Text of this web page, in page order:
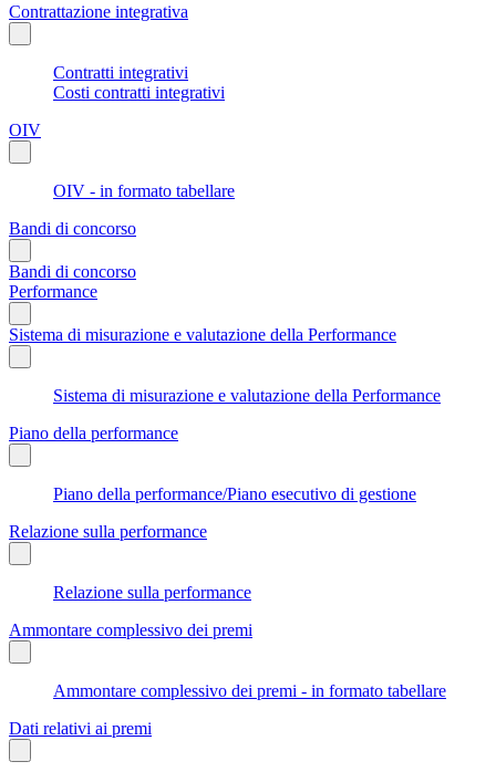
Contrattazione integrativa
Contratti integrativi
Costi contratti integrativi
OIV
OIV - in formato tabellare
Bandi di concorso
Bandi di concorso
Performance
Sistema di misurazione e valutazione della Performance
Sistema di misurazione e valutazione della Performance
Piano della performance
Piano della performance/Piano esecutivo di gestione
Relazione sulla performance
Relazione sulla performance
Ammontare complessivo dei premi
Ammontare complessivo dei premi - in formato tabellare
Dati relativi ai premi